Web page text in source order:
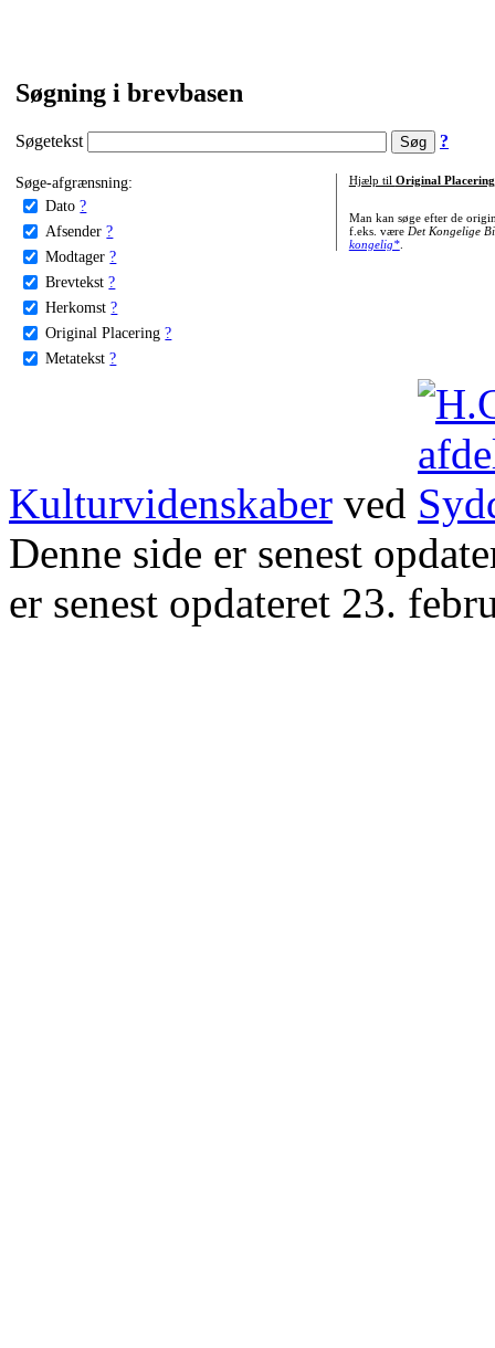
Søgning i brevbasen
Søgetekst ?
Søge-afgrænsning:
Dato ?
Afsender ?
Modtager ?
Brevtekst ?
Herkomst ?
Original Placering ?
Metatekst ?
Hjælp til Original Placering
Man kan søge efter de
f.eks. være Det Kongelige
kongelig*.
Kulturvidenskaber ved
Denne side er senest
er senest opdateret 23.